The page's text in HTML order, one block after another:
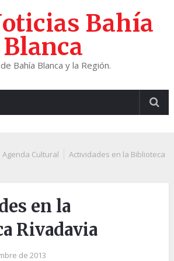
Bahía
Blanca
Bahía Blanca y la Región.
Agenda Cultural
Actividades en la Biblioteca
en la
Rivadavia
de 2013